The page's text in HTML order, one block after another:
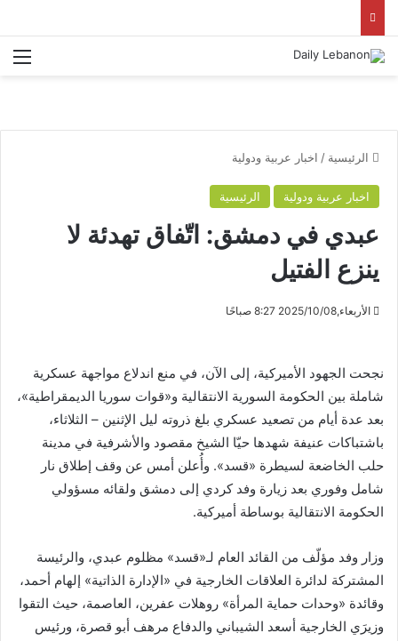
الرئيسية / اخبار عربية ودولية
اخبار عربية ودولية الرئيسية
عبدي في دمشق: اتّفاق تهدئة لا
ينزع الفتيل
الأربعاء,2025/10/08 8:27 صباحًا
نجحت الجهود الأميركية، إلى الآن، في منع اندلاع مواجهة عسكرية
شاملة بين الحكومة السورية الانتقالية و«قوات سوريا الديمقراطية»،
بعد عدة أيام من تصعيد عسكري بلغ ذروته ليل الإثنين – الثلاثاء،
باشتباكات عنيفة شهدها حيّا الشيخ مقصود والأشرفية في مدينة
حلب الخاضعة لسيطرة «قسد». وأُعلن أمس عن وقف إطلاق نار
شامل وفوري بعد زيارة وفد كردي إلى دمشق ولقائه مسؤولي
الحكومة الانتقالية بوساطة أميركية.
وزار وفد مؤلّف من القائد العام لـ«قسد» مظلوم عبدي، والرئيسة
المشتركة لدائرة العلاقات الخارجية في «الإدارة الذاتية» إلهام أحمد،
وقائدة «وحدات حماية المرأة» روهلات عفرين، العاصمة، حيث التقوا
وزيرَي الخارجية أسعد الشيباني والدفاع مرهف أبو قصرة، ورئيس